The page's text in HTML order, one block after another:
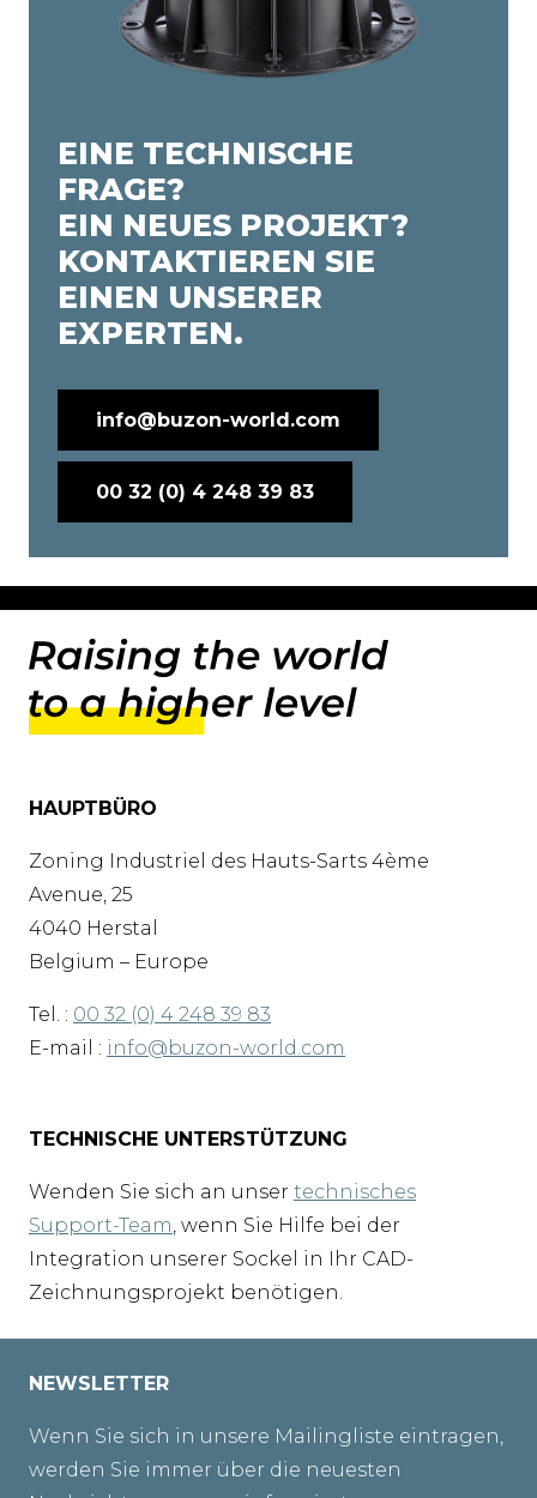
EINE TECHNISCHE
FRAGE?
EIN NEUES PROJEKT?
KONTAKTIEREN SIE
EINEN UNSERER
EXPERTEN.
info@buzon-world.com
00 32 (0) 4 248 39 83
HAUPTBÜRO
Zoning Industriel des Hauts-Sarts 4ème
Avenue, 25
4040 Herstal
Belgium – Europe
Tel. : 00 32 (0) 4 248 39 83
E-mail : info@buzon-world.com
TECHNISCHE UNTERSTÜTZUNG
Wenden Sie sich an unser technisches
Support-Team, wenn Sie Hilfe bei der
Integration unserer Sockel in Ihr CAD-
Zeichnungsprojekt benötigen.
NEWSLETTER
Wenn Sie sich in unsere Mailingliste eintragen,
werden Sie immer über die neuesten